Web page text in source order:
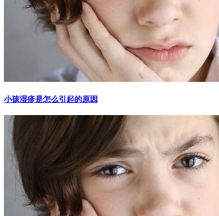
小孩湿疹是怎么引起的原因